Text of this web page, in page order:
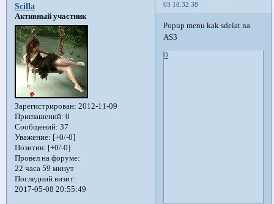
03 18:32:38
Scilla
Активный участник
Зарегистрирован: 2012-11-09
Приглашений: 0
Сообщений: 37
Уважение: [+0/-0]
Позитив: [+0/-0]
Провел на форуме:
22 часа 59 минут
Последний визит:
2017-05-08 20:55:49
Popup menu kak sdelat na
AS3
0